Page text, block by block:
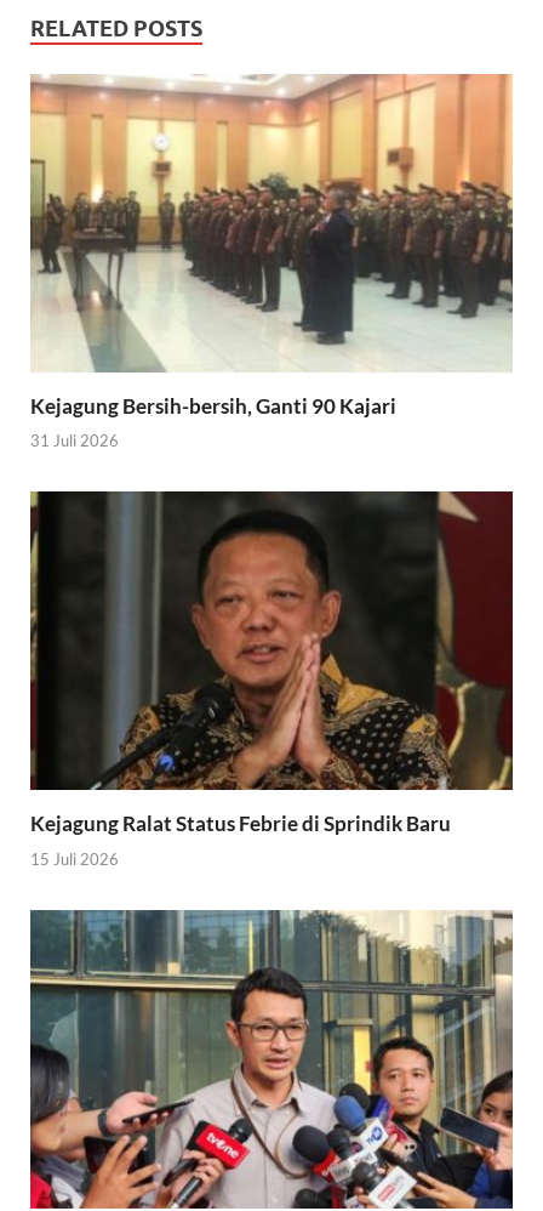
RELATED POSTS
Kejagung Bersih-bersih, Ganti 90 Kajari
31 Juli 2026
Kejagung Ralat Status Febrie di Sprindik Baru
15 Juli 2026